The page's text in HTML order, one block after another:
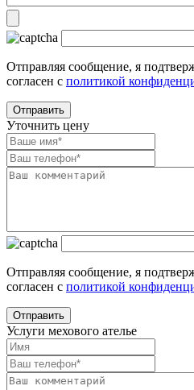
Отправляя сообщение, я
согласен с политикой
Уточнить цену
Отправляя сообщение, я
согласен с политикой
Услуги мехового ателье